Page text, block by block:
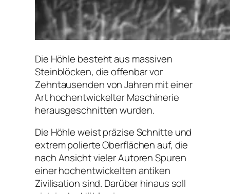
Die Höhle besteht aus massiven
Steinblöcken, die offenbar vor
Zehntausenden von Jahren mit einer
Art hochentwickelter Maschinerie
herausgeschnitten wurden.
Die Höhle weist präzise Schnitte und
extrem polierte Oberflächen auf, die
nach Ansicht vieler Autoren Spuren
einer hochentwickelten antiken
Zivilisation sind. Darüber hinaus soll